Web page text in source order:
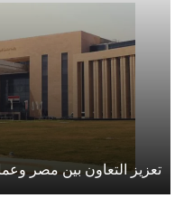
تعزيز التعاون بين مصر